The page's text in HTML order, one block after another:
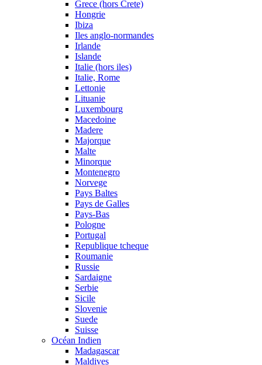
Grece (hors Crete)
Hongrie
Ibiza
Iles anglo-normandes
Irlande
Islande
Italie (hors iles)
Italie, Rome
Lettonie
Lituanie
Luxembourg
Macedoine
Madere
Majorque
Malte
Minorque
Montenegro
Norvege
Pays Baltes
Pays de Galles
Pays-Bas
Pologne
Portugal
Republique tcheque
Roumanie
Russie
Sardaigne
Serbie
Sicile
Slovenie
Suede
Suisse
Océan Indien
Madagascar
Maldives